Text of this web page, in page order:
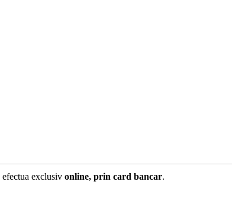
efectua exclusiv online, prin card bancar.